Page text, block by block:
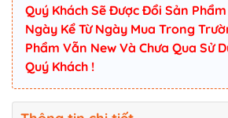
Quý Khách Sẽ Được Đổi Sản
Ngày Kể Từ Ngày Mua Trong
Phẩm Vẫn New Và Chưa Qua Sử
Quý Khách !